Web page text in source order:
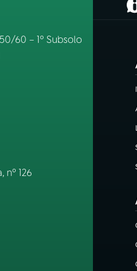
60 – 1º Subsolo
nº 126